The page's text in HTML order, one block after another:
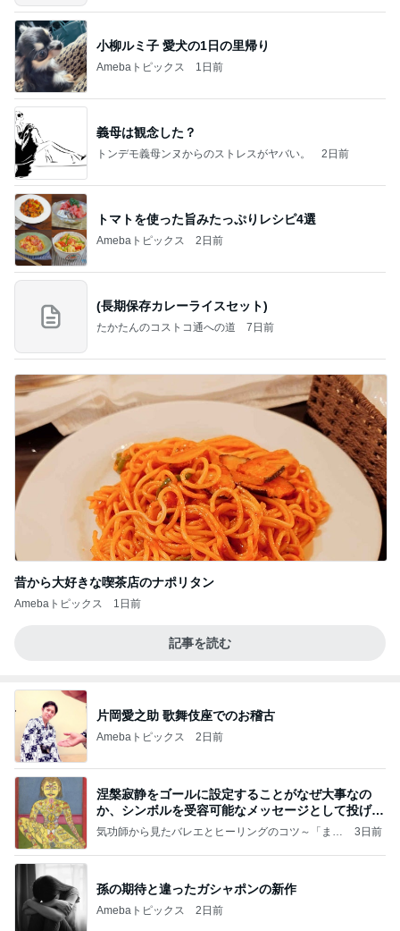
小柳ルミ子 愛犬の1日の里帰り
Amebaトピックス 1日前
義母は観念した？
トンデモ義母ンヌからのストレスがヤバい。 2日前
トマトを使った旨みたっぷりレシピ4選
Amebaトピックス 2日前
(長期保存カレーライスセット)
たかたんのコストコ通への道 7日前
昔から大好きな喫茶店のナポリタン
Amebaトピックス 1日前
記事を読む
片岡愛之助 歌舞伎座でのお稽古
Amebaトピックス 2日前
涅槃寂静をゴールに設定することがなぜ大事なの
か、シンボルを受容可能なメッセージとして投げる
ことが
気功師から見たバレエとヒーリングのコツ～「まと
3日前
孫の期待と違ったガシャポンの新作
Amebaトピックス 2日前